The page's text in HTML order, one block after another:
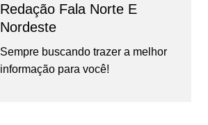
Redação Fala Norte E
Nordeste
Sempre buscando trazer a melhor
informação para você!